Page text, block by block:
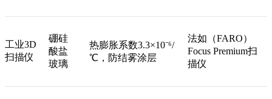
工业3D
扫描仪
硼硅
酸盐
玻璃
热膨胀系数3.3×10⁻⁶/
℃，防结雾涂层
法如（FARO）
Focus Premium扫
描仪